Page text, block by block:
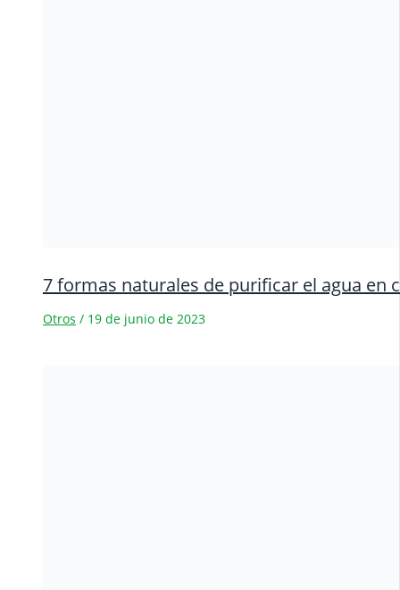
7 formas naturales de purificar el agua en
Otros / 19 de junio de 2023